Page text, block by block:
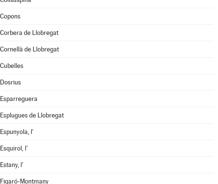
Copons
Corbera de Llobregat
Cornellà de Llobregat
Cubelles
Dosrius
Esparreguera
Esplugues de Llobregat
Espunyola, l'
Esquirol, l'
Estany, l'
Figaró-Montmany